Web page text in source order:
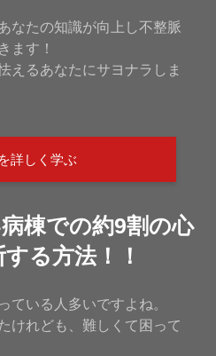
なたの知識が向上し不整脈
ます！
えるあなたにサヨナラしま
詳しく学ぶ
棟での約9割の心
る方法！！
ている人多いですよね。
けれども、難しくて困って